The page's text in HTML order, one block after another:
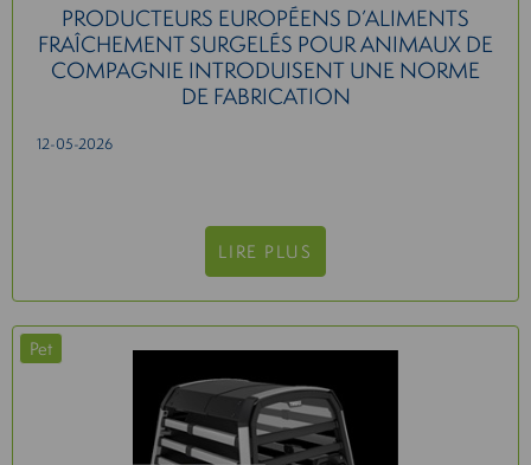
PRODUCTEURS EUROPÉENS D’ALIMENTS
FRAÎCHEMENT SURGELÉS POUR ANIMAUX DE
COMPAGNIE INTRODUISENT UNE NORME
DE FABRICATION
12-05-2026
LIRE PLUS
Pet